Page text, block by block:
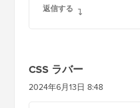
返信する
CSS ラバー
2024年6月13日 8:48